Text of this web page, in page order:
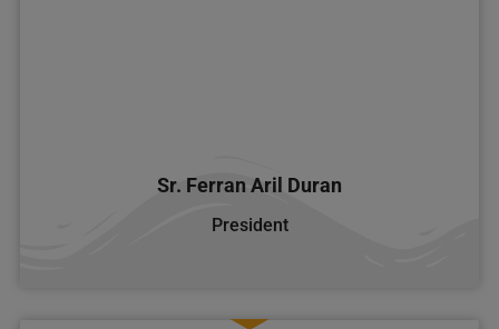
Sr. Ferran Aril Duran
President